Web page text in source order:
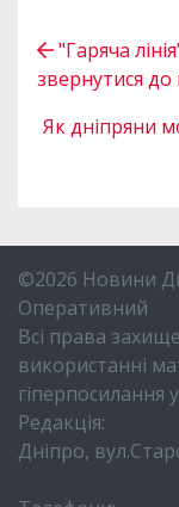
Новости
Корбана: у
Дарья
Тиждень тому
міськраді
соцмережах
не мають